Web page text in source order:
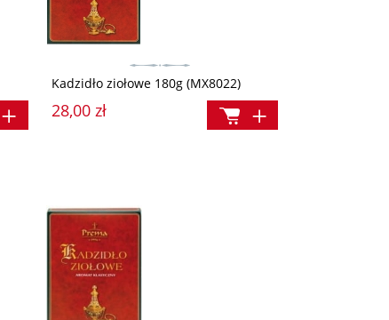
Kadzidło ziołowe 180g (MX8022)
28,00 zł